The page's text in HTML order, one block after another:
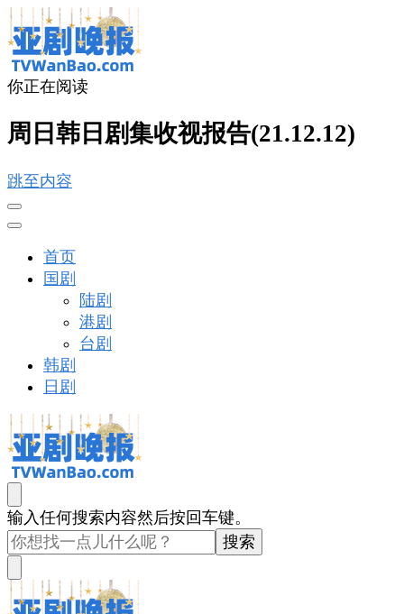
你正在阅读
周日韩日剧集收视报告(21.12.12)
跳至内容
首页
国剧
陆剧
港剧
台剧
韩剧
日剧
亚剧晚报
戏里戏外看亚洲
找
什
么
东
西
输入任何搜索内容然后按回车键。